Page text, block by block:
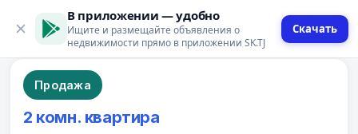
В приложении — удобно
Ищите и размещайте объявления о
недвижимости прямо в приложении SK.TJ
Скачать
4 фото
Продажа
2 комн. квартира